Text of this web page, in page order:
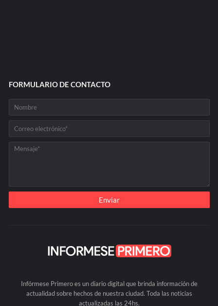
FORMULARIO DE CONTACTO
Infórmese Primero es un diario digital que brinda información de
actualidad sobre hechos de nuestra ciudad. Toda las noticias
actualizadas las 24hs.